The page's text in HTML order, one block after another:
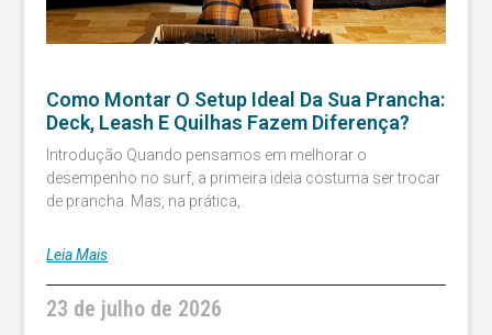
Como Montar O Setup Ideal Da Sua Prancha:
Deck, Leash E Quilhas Fazem Diferença?
Introdução Quando pensamos em melhorar o
desempenho no surf, a primeira ideia costuma ser trocar
de prancha. Mas, na prática,
Leia Mais
23 de julho de 2026